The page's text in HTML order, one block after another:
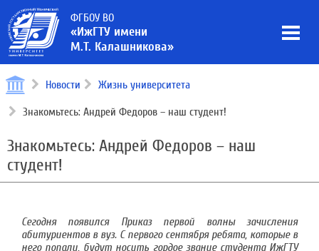
ФГБОУ ВО
«ИжГТУ имени
М.Т. Калашникова»
Новости Жизнь университета
Знакомьтесь: Андрей Федоров – наш студент!
Знакомьтесь: Андрей Федоров – наш
студент!
Сегодня появился Приказ первой волны зачисления
абитуриентов в вуз. С первого сентября ребята, которые в
него попали, будут носить гордое звание студента ИжГТУ